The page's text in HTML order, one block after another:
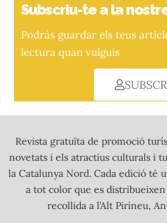
Subscriu-te a la
Podràs guardar els teus
lectura quan vulguis
Revista gratuïta de promoció
novetats i els atractius culturals i
la Catalunya Nord. Cada edició té
a tot color que es
recollida a l’Alt Pirineu,